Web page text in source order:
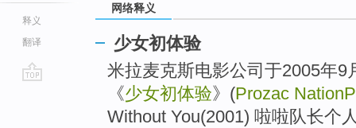
释义
翻译
网络释义
少女初体验
米拉麦克斯电影公司于2005年
《少女初体验》(Prozac
Without You(2001) 啦啦队长个